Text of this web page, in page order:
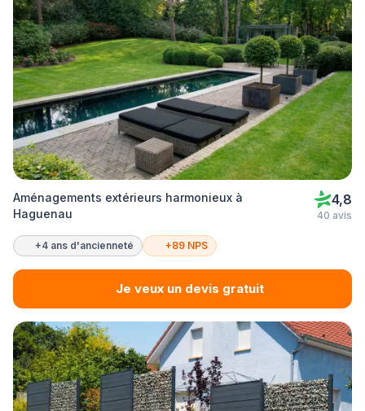
Aménagements extérieurs harmonieux à
Haguenau
4,8
40 avis
+4 ans d'ancienneté +89 NPS
Je veux un devis gratuit